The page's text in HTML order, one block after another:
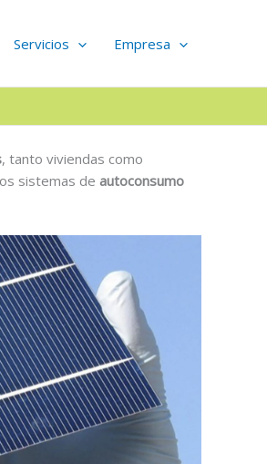
Servicios Empresa
, tanto viviendas como
sistemas de autoconsumo